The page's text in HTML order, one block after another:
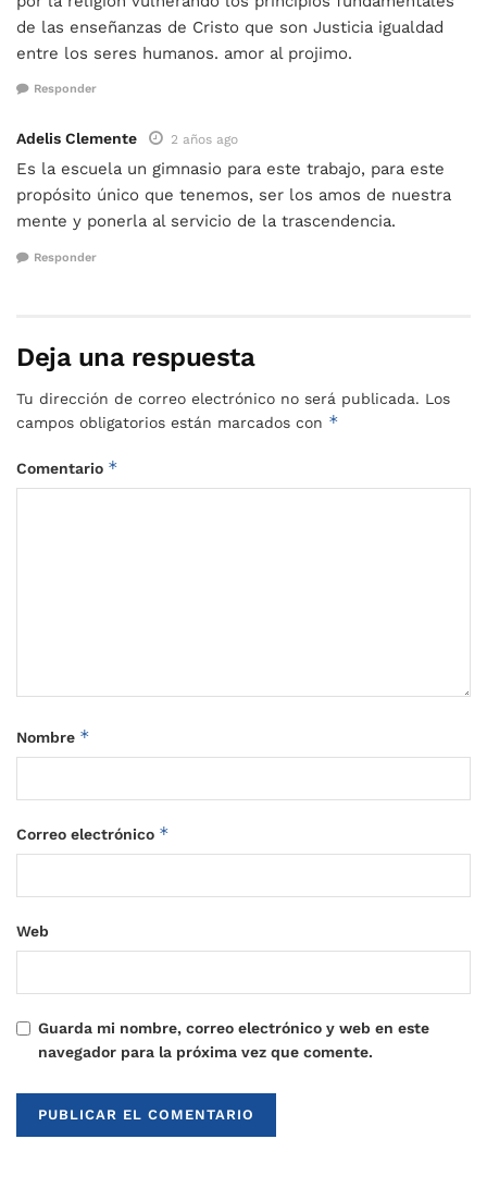
de las enseñanzas de Cristo que son Justicia igualdad
entre los seres humanos. amor al projimo.
Responder
Adelis Clemente 2 años ago
Es la escuela un gimnasio para este trabajo, para este
propósito único que tenemos, ser los amos de nuestra
mente y ponerla al servicio de la trascendencia.
Responder
Deja una respuesta
Tu dirección de correo electrónico no será publicada. Los
campos obligatorios están marcados con *
Comentario *
Nombre *
Correo electrónico *
Web
Guarda mi nombre, correo electrónico y web en este
navegador para la próxima vez que comente.